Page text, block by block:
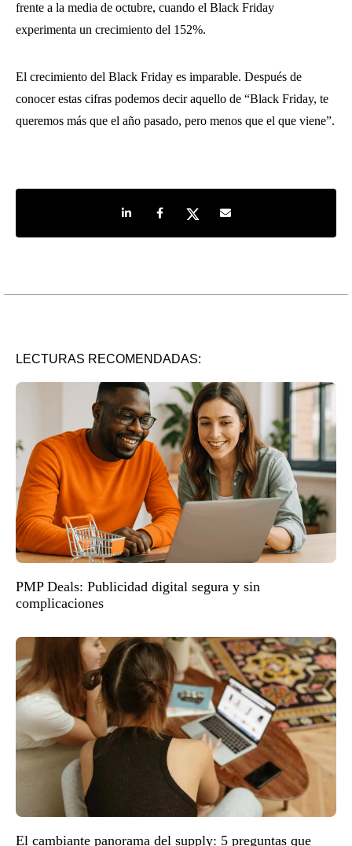
frente a la media de octubre, cuando el Black Friday
experimenta un crecimiento del 152%.
El crecimiento del Black Friday es imparable. Después de
conocer estas cifras podemos decir aquello de “Black Friday, te
queremos más que el año pasado, pero menos que el que viene”.
Share on LinkedIn
Share on Facebook
Share on TwitterShare by e-mail
LECTURAS RECOMENDADAS:
PMP Deals: Publicidad digital segura y sin
complicaciones
El cambiante panorama del supply: 5 preguntas que